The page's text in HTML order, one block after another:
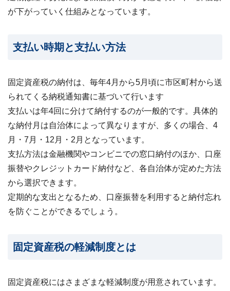
は
せ
24
時
間
メ
ー
ル
受
付・
翌
営
日
ま
に
信
定・
が下がっていく仕組みとなっています。
支払い時期と支払い方法
固定資産税の納付は、毎年4月から5月頃に市区町村から送
られてくる納税通知書に基づいて行います
支払いは年4回に分けて納付するのが一般的です。具体的
な納付月は自治体によって異なりますが、多くの場合、4
月・7月・12月・2月となっています。
支払方法は金融機関やコンビニでの窓口納付のほか、口座
振替やクレジットカード納付など、各自治体が定めた方法
から選択できます。
定期的な支出となるため、口座振替を利用すると納付忘れ
を防ぐことができるでしょう。
固定資産税の軽減制度とは
固定資産税にはさまざまな軽減制度が用意されています。